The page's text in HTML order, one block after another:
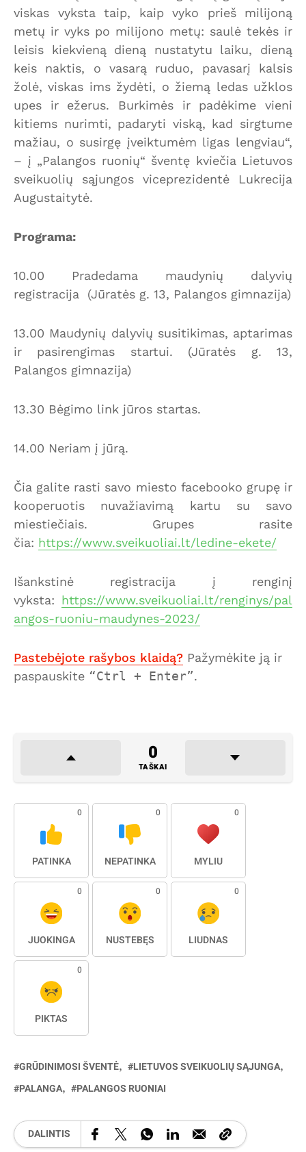
viskas vyksta taip, kaip vyko prieš milijoną
metų ir vyks po milijono metų: saulė tekės ir
leisis kiekvieną dieną nustatytu laiku, dieną
keis naktis, o vasarą ruduo, pavasarį kalsis
žolė, viskas ims žydėti, o žiemą ledas užklos
upes ir ežerus. Burkimės ir padėkime vieni
kitiems nurimti, padaryti viską, kad sirgtume
mažiau, o susirgę įveiktumėm ligas lengviau“,
– į „Palangos ruonių“ šventę kviečia Lietuvos
sveikuolių sąjungos viceprezidentė Lukrecija
Augustaitytė.
Programa:
10.00 Pradedama maudynių dalyvių
registracija (Jūratės g. 13, Palangos gimnazija)
13.00 Maudynių dalyvių susitikimas, aptarimas
ir pasirengimas startui. (Jūratės g. 13,
Palangos gimnazija)
13.30 Bėgimo link jūros startas.
14.00 Neriam į jūrą.
Čia galite rasti savo miesto facebooko grupę ir
kooperuotis nuvažiavimą kartu su savo
miestiečiais. Grupes rasite
čia: https://www.sveikuoliai.lt/ledine-ekete/
Išankstinė registracija į renginį
vyksta: https://www.sveikuoliai.lt/renginys/pal
angos-ruoniu-maudynes-2023/
Pastebėjote rašybos klaidą? Pažymėkite ją ir
paspauskite
Ctrl + Enter .
0
TAŠKAI
0
PATINKA
0
NEPATINKA
0
MYLIU
0
JUOKINGA
0
NUSTEBĘS
0
LIŪDNAS
0
PIKTAS
GRŪDINIMOSI ŠVENTĖ
LIETUVOS SVEIKUOLIŲ SĄJUNGA
PALANGA
PALANGOS RUONIAI
DALINTIS